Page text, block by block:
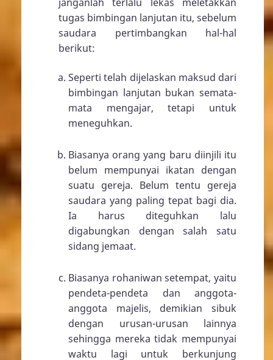
tugas bimbingan lanjutan itu, sebelum
saudara pertimbangkan hal-hal
berikut:
Seperti telah dijelaskan maksud dari
bimbingan lanjutan bukan semata-
mata mengajar, tetapi untuk
meneguhkan.
Biasanya orang yang baru diinjili itu
belum mempunyai ikatan dengan
suatu gereja. Belum tentu gereja
saudara yang paling tepat bagi dia.
Ia harus diteguhkan lalu
digabungkan dengan salah satu
sidang jemaat.
Biasanya rohaniwan setempat, yaitu
pendeta-pendeta dan anggota-
anggota majelis, demikian sibuk
dengan urusan-urusan lainnya
sehingga mereka tidak mempunyai
waktu lagi untuk berkunjung